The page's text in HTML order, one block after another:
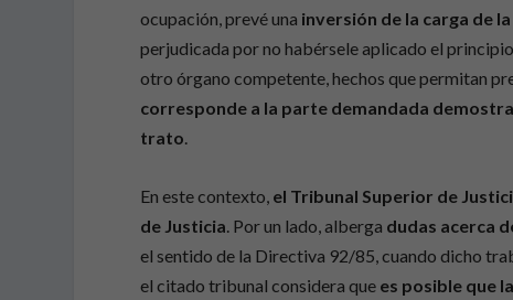
ocupación, prevé una inversión de la carga de
perjudicada por no habérsele aplicado el
otro órgano competente, hechos que permitan
corresponde a la parte demandada
trato.
En este contexto, el Tribunal Superior de
de Justicia . Por un lado, alberga dudas acerca
el sentido de la Directiva 92/85, cuando dicho
el citado tribunal considera que es posible que